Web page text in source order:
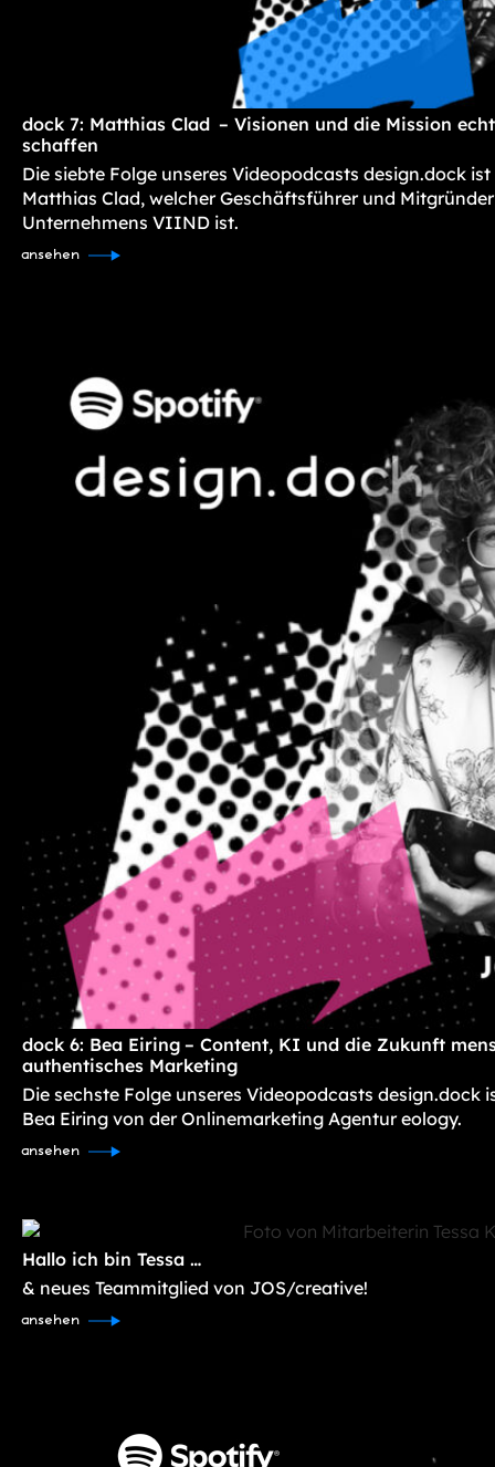
dock 7: Matthias Clad – Visionen und die Mission
schaffen
Die siebte Folge unseres Videopodcasts design.dock
Matthias Clad, welcher Geschäftsführer und
Unternehmens VIIND ist.
ansehen
dock 6: Bea Eiring – Content, KI und die Zukunft
authentisches Marketing
Die sechste Folge unseres Videopodcasts design.dock
Bea Eiring von der Onlinemarketing Agentur eology.
ansehen
Hallo ich bin Tessa …
& neues Teammitglied von JOS/creative!
ansehen